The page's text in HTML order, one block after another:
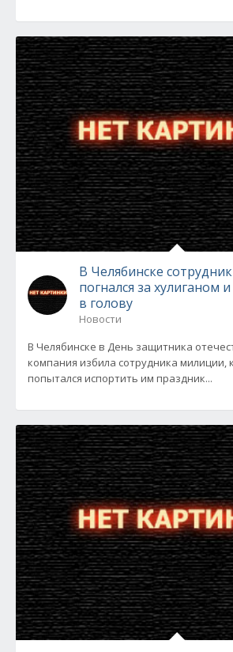
В Челябинске
погнался за хулиганом
в голову
Новости
В Челябинске в День защитника
компания избила сотрудника милиции,
попытался испортить им праздник...